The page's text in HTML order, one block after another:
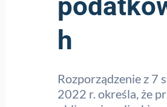
h
Rozporządzenie z 7
2022 r. określa, że